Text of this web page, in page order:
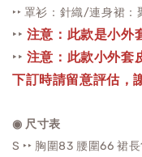
‣‣ 罩衫：針織/連身裙：
‣‣ 注意：此款是小外
‣‣ 注意：此款小外套
下訂時請留意評估，
◉ 尺寸表
S ‣‣ 胸圍83 腰圍66裙